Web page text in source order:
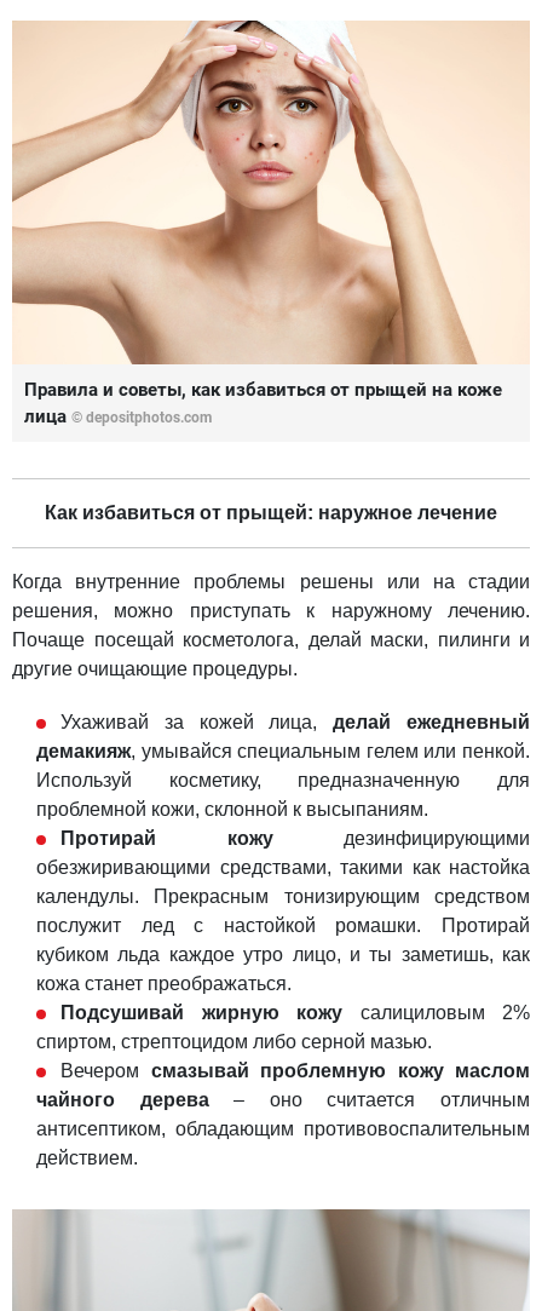
Правила и советы, как избавиться от прыщей на коже
лица © depositphotos.com
Как избавиться от прыщей: наружное лечение
Когда внутренние проблемы решены или на стадии
решения, можно приступать к наружному лечению.
Почаще посещай косметолога, делай маски, пилинги и
другие очищающие процедуры.
Ухаживай за кожей лица,делай ежедневный
демакияж, умывайся специальным гелем или пенкой.
Используй косметику, предназначенную для
проблемной кожи, склонной к высыпаниям.
Протирай кожудезинфицирующими
обезжиривающими средствами, такими как настойка
календулы. Прекрасным тонизирующим средством
послужит лед с настойкой ромашки. Протирай
кубиком льда каждое утро лицо, и ты заметишь, как
кожа станет преображаться.
Подсушивай жирную кожу салициловым 2%
спиртом, стрептоцидом либо серной мазью.
Вечером смазывай проблемную кожу маслом
чайного дерева– оно считается отличным
антисептиком, обладающим противовоспалительным
действием.